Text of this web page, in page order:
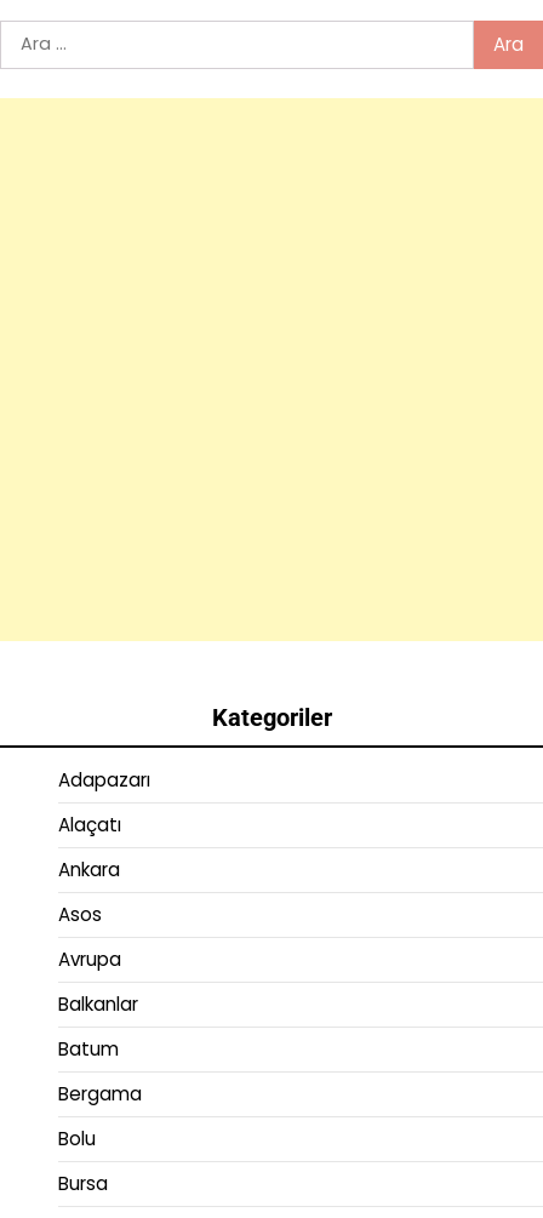
Arama:
Kategoriler
Adapazarı
Alaçatı
Ankara
Asos
Avrupa
Balkanlar
Batum
Bergama
Bolu
Bursa